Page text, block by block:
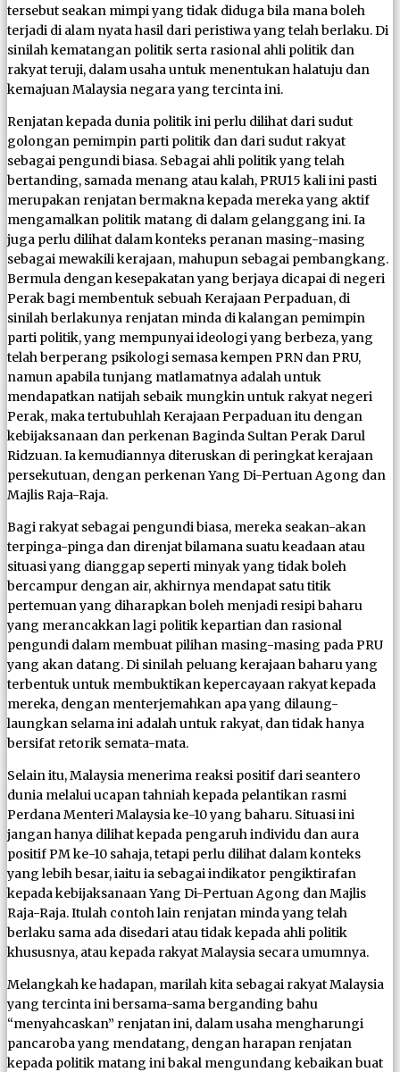
tersebut seakan mimpi yang tidak diduga bila mana boleh
terjadi di alam nyata hasil dari peristiwa yang telah berlaku. Di
sinilah kematangan politik serta rasional ahli politik dan
rakyat teruji, dalam usaha untuk menentukan halatuju dan
kemajuan Malaysia negara yang tercinta ini.
Renjatan kepada dunia politik ini perlu dilihat dari sudut
golongan pemimpin parti politik dan dari sudut rakyat
sebagai pengundi biasa. Sebagai ahli politik yang telah
bertanding, samada menang atau kalah, PRU15 kali ini pasti
merupakan renjatan bermakna kepada mereka yang aktif
mengamalkan politik matang di dalam gelanggang ini. Ia
juga perlu dilihat dalam konteks peranan masing-masing
sebagai mewakili kerajaan, mahupun sebagai pembangkang.
Bermula dengan kesepakatan yang berjaya dicapai di negeri
Perak bagi membentuk sebuah Kerajaan Perpaduan, di
sinilah berlakunya renjatan minda di kalangan pemimpin
parti politik, yang mempunyai ideologi yang berbeza, yang
telah berperang psikologi semasa kempen PRN dan PRU,
namun apabila tunjang matlamatnya adalah untuk
mendapatkan natijah sebaik mungkin untuk rakyat negeri
Perak, maka tertubuhlah Kerajaan Perpaduan itu dengan
kebijaksanaan dan perkenan Baginda Sultan Perak Darul
Ridzuan. Ia kemudiannya diteruskan di peringkat kerajaan
persekutuan, dengan perkenan Yang Di-Pertuan Agong dan
Majlis Raja-Raja.
Bagi rakyat sebagai pengundi biasa, mereka seakan-akan
terpinga-pinga dan direnjat bilamana suatu keadaan atau
situasi yang dianggap seperti minyak yang tidak boleh
bercampur dengan air, akhirnya mendapat satu titik
pertemuan yang diharapkan boleh menjadi resipi baharu
yang merancakkan lagi politik kepartian dan rasional
pengundi dalam membuat pilihan masing-masing pada PRU
yang akan datang. Di sinilah peluang kerajaan baharu yang
terbentuk untuk membuktikan kepercayaan rakyat kepada
mereka, dengan menterjemahkan apa yang dilaung-
laungkan selama ini adalah untuk rakyat, dan tidak hanya
bersifat retorik semata-mata.
Selain itu, Malaysia menerima reaksi positif dari seantero
dunia melalui ucapan tahniah kepada pelantikan rasmi
Perdana Menteri Malaysia ke-10 yang baharu. Situasi ini
jangan hanya dilihat kepada pengaruh individu dan aura
positif PM ke-10 sahaja, tetapi perlu dilihat dalam konteks
yang lebih besar, iaitu ia sebagai indikator pengiktirafan
kepada kebijaksanaan Yang Di-Pertuan Agong dan Majlis
Raja-Raja. Itulah contoh lain renjatan minda yang telah
berlaku sama ada disedari atau tidak kepada ahli politik
khususnya, atau kepada rakyat Malaysia secara umumnya.
Melangkah ke hadapan, marilah kita sebagai rakyat Malaysia
yang tercinta ini bersama-sama berganding bahu
“menyahcaskan” renjatan ini, dalam usaha mengharungi
pancaroba yang mendatang, dengan harapan renjatan
kepada politik matang ini bakal mengundang kebaikan buat